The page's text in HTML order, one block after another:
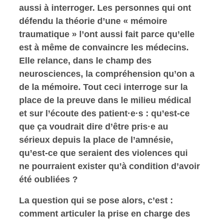
aussi à interroger. Les personnes qui ont
défendu la théorie d’une « mémoire
traumatique » l’ont aussi fait parce qu’elle
est à même de convaincre les médecins.
Elle relance, dans le champ des
neurosciences, la compréhension qu’on a
de la mémoire. Tout ceci interroge sur la
place de la preuve dans le milieu médical
et sur l’écoute des patient·e·s : qu’est-ce
que ça voudrait dire d’être pris·e au
sérieux depuis la place de l’amnésie,
qu’est-ce que seraient des violences qui
ne pourraient exister qu’à condition d’avoir
été oubliées ?
La question qui se pose alors, c’est :
comment articuler la prise en charge des